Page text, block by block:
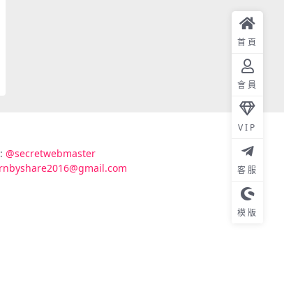
@secretwebmaster
首頁
會員
VIP
客服
模版